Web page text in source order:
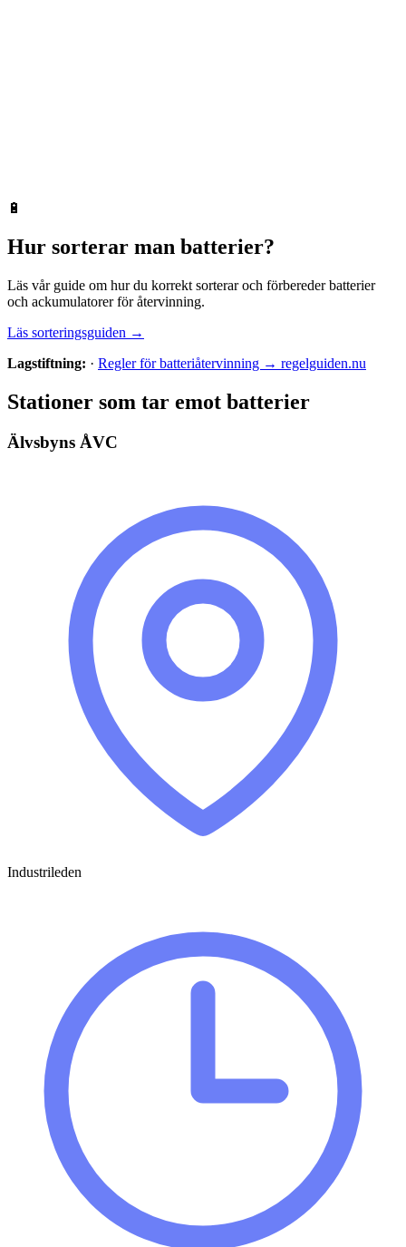
🔋
Hur sorterar man batterier?
Läs vår guide om hur du korrekt sorterar och förberederbatterier
och ackumulatorerför återvinning.
Läs sorteringsguiden →
Lagstiftning: · Regler för batteriåtervinning → regelguiden.nu
Stationer som tar emot batterier
Älvsbyns ÅVC
Industrileden